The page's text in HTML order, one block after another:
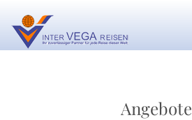
Angebote